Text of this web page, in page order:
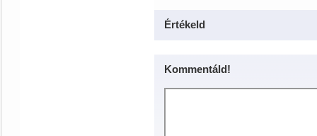
Értékeld
Kommentáld!